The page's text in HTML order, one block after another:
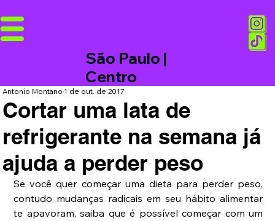
São Paulo |
Centro
Cortar uma lata de
refrigerante na semana já
ajuda a perder peso
Antonio Montano1 de out. de 2017
Se você quer começar uma dieta para perder peso,
contudo mudanças radicais em seu hábito alimentar
te apavoram, saiba que é possível começar com um